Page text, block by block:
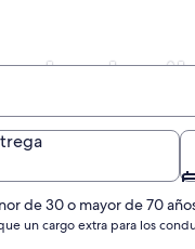
de
de 30 o mayor de 70
un cargo extra para los